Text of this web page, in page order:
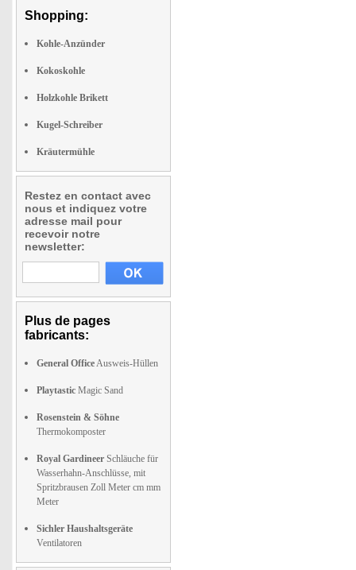
Shopping:
Kohle-Anzünder
Kokoskohle
Holzkohle Brikett
Kugel-Schreiber
Kräutermühle
Restez en contact avec
nous et indiquez votre
adresse mail pour
recevoir notre
newsletter:
Plus de pages
fabricants:
General OfficeAusweis-Hüllen
Playtastic Magic Sand
Rosenstein & Söhne
Thermokomposter
Royal Gardineer Schläuche für
Wasserhahn-Anschlüsse, mit
Spritzbrausen Zoll Meter cm mm
Meter
Sichler Haushaltsgeräte
Ventilatoren